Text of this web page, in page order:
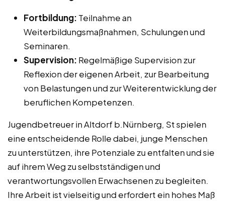
Fortbildung: Teilnahme an
Weiterbildungsmaßnahmen, Schulungen und
Seminaren.
Supervision: Regelmäßige Supervision zur
Reflexion der eigenen Arbeit, zur Bearbeitung
von Belastungen und zur Weiterentwicklung der
beruflichen Kompetenzen.
Jugendbetreuer in Altdorf b.Nürnberg, St spielen
eine entscheidende Rolle dabei, junge Menschen
zu unterstützen, ihre Potenziale zu entfalten und sie
auf ihrem Weg zu selbstständigen und
verantwortungsvollen Erwachsenen zu begleiten.
Ihre Arbeit ist vielseitig und erfordert ein hohes Maß